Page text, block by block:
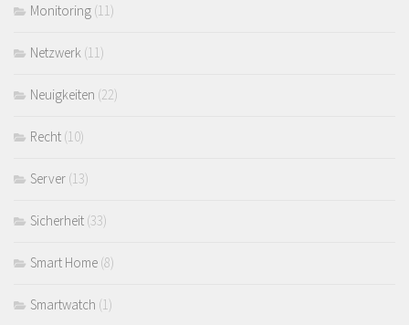
Monitoring (11)
Netzwerk (11)
Neuigkeiten (22)
Recht (10)
Server (13)
Sicherheit (33)
Smart Home (8)
Smartwatch (1)